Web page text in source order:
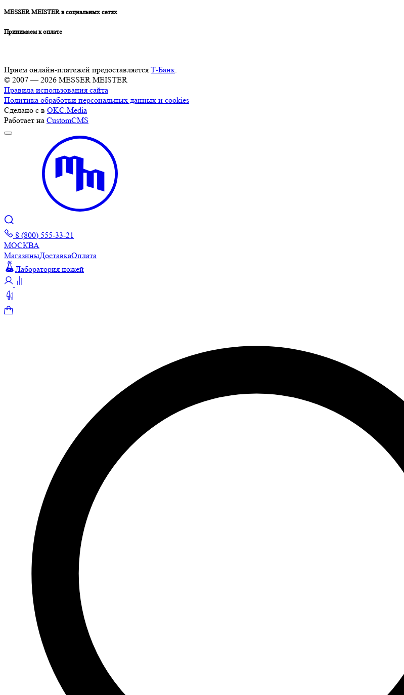
MESSER MEISTER в социальных сетях
Принимаем к оплате
Прием онлайн-платежей предоставляется Т-Банк
© 2007 — 2026 MESSER MEISTER
Правила использования сайта
Политика обработки персональных данных и cookies
Сделано с в OKC.Media
Работает на CustomCMS
8 (800) 555-33-21
МОСКВА
МагазиныДоставкаОплата
Лаборатория ножей